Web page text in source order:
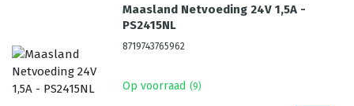
Maasland Netvoeding 24V 1,5A -
PS2415NL
8719743765962
Op voorraad (9)